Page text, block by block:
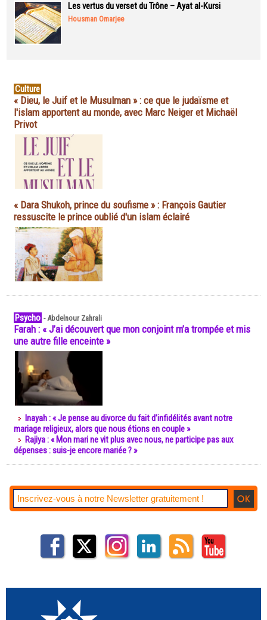
Les vertus du verset du Trône – Ayat al-Kursi
Housman Omarjee
Culture
« Dieu, le Juif et le Musulman » : ce que le judaïsme et
l'islam apportent au monde, avec Marc Neiger et Michaël
Privot
« Dara Shukoh, prince du soufisme » : François Gautier
ressuscite le prince oublié d'un islam éclairé
Psycho -Abdelnour Zahrali
Farah : « J’ai découvert que mon conjoint m’a trompée et mis
une autre fille enceinte »
Inayah : « Je pense au divorce du fait d’infidélités avant notre
mariage religieux, alors que nous étions en couple »
Rajiya : « Mon mari ne vit plus avec nous, ne participe pas aux
dépenses : suis-je encore mariée ? »